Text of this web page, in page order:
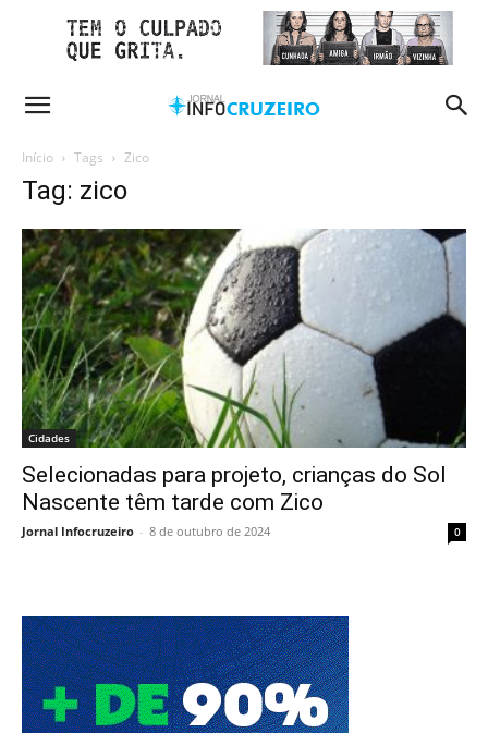
Início Tags Zico
Tag: zico
Cidades
Selecionadas para projeto, crianças do Sol
Nascente têm tarde com Zico
Jornal Infocruzeiro - 8 de outubro de 2024 0